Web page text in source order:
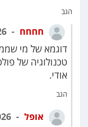
הגב
חחחח
דוגמא של מי
טכנולוגיה של
אודי.
הגב
אופל